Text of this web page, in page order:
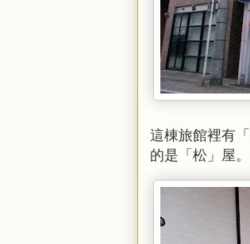
這棟旅館裡有
的是「松」屋